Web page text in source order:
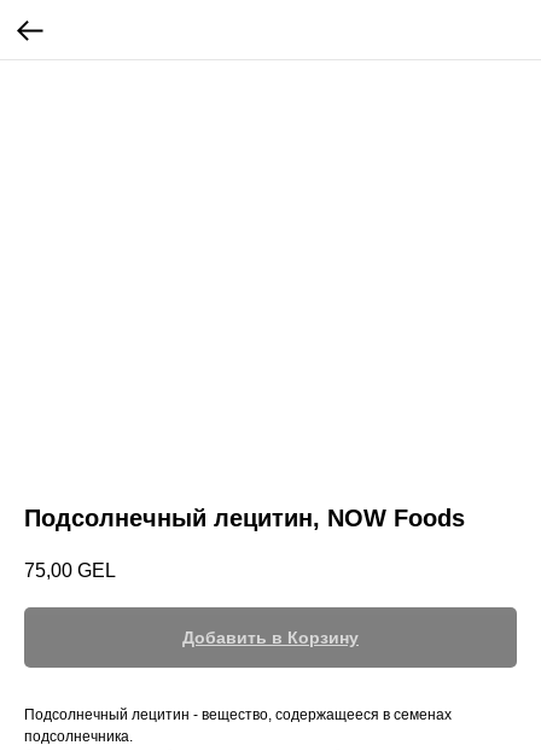
Подсолнечный лецитин, NOW Foods
75,00 GEL
Добавить в Корзину
Подсолнечный лецитин - вещество, содержащееся в семенах
подсолнечника.